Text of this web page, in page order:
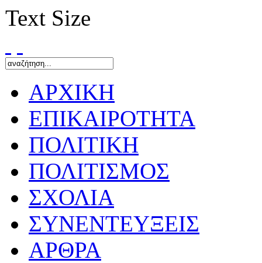
Text Size
ΑΡΧΙΚΗ
ΕΠΙΚΑΙΡΟΤΗΤΑ
ΠΟΛΙΤΙΚΗ
ΠΟΛΙΤΙΣΜΟΣ
ΣΧΟΛΙΑ
ΣΥΝΕΝΤΕΥΞΕΙΣ
ΑΡΘΡΑ